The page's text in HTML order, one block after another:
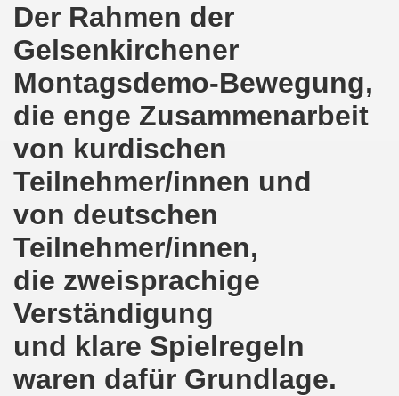
Der Rahmen der
Gelsenkirchener
Montagsdemo-Bewegung,
die enge Zusammenarbeit
von kurdischen
Teilnehmer/innen und
von deutschen
Teilnehmer/innen,
die zweisprachige
Verständigung
und klare Spielregeln
waren dafür Grundlage.
mahnt am 09.03.2020 an Folgen von
Kampf (offener Brief von Frank Oettler aus Halle an
Bewegung demonstriert und protestiert am
Bewegung ruft auf am 17.02.2020 zur Demonstration
wird zum Tag X aufrufen
Montagsdemo-Bewegung in Gelsenkirchen ins Jahr
Bewegung am 14.10.2019 mit klarer Haltung gegen
protestiert und demonstriert am 14.10.2019:
auf der 16. bundesweiten Herbstdemo-
Herbstdemonstration am 03. Oktober 2019 in
am 03. Oktober 2019 in Erfurt